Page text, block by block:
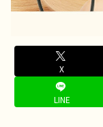
X
LINE